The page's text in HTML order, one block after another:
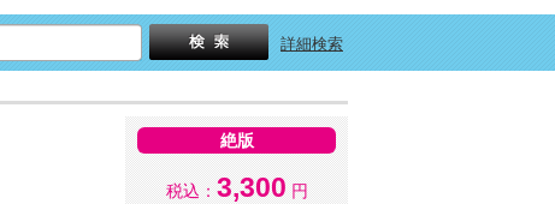
詳細検索
絶版
税込： 3,300 円